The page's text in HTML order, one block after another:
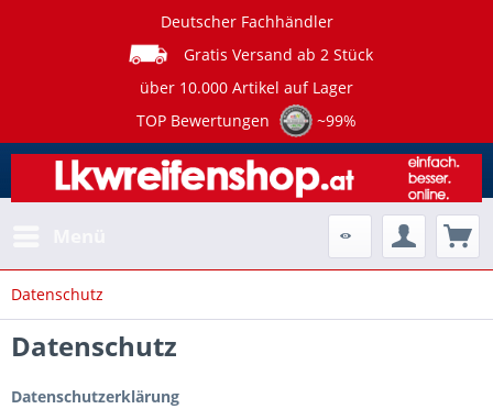
Deutscher Fachhändler
Gratis Versand ab 2 Stück
über 10.000 Artikel auf Lager
TOP Bewertungen
~99%
Datenschutz
Datenschutz
Datenschutzerklärung